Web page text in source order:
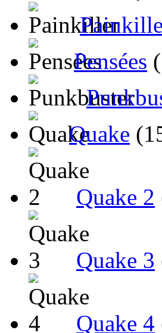
Pensées
Quake
Quake 2
Quake 3
Quake 4